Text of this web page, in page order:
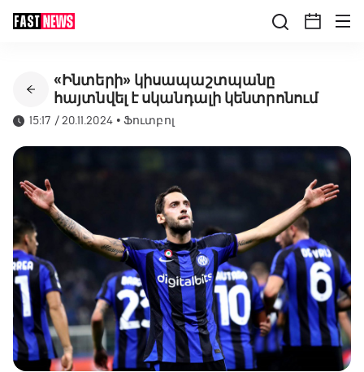
«Ինտերի» կիսապաշտպանը
հայտնվել է սկանդալի կենտրոնում
15:17 / 20.11.2024 •Ֆուտբոլ